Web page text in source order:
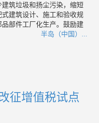
筑垃圾和扬尘污染，缩短
建筑设计、施工和验收规
部件工厂化生产。鼓励建
半岛（中国）...
征增值税试点